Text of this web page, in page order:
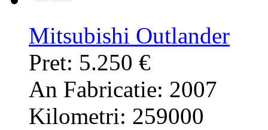
Mitsubishi Outlander
Pret: 5.250 €
An Fabricatie: 2007
Kilometri: 259000